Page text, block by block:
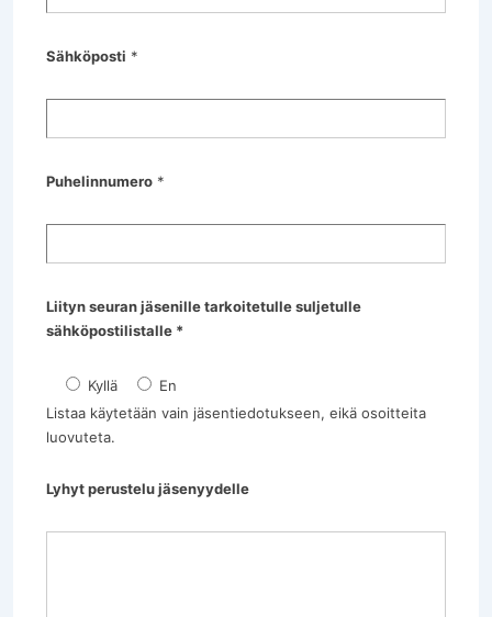
Sähköposti *
Puhelinnumero *
Liityn seuran jäsenille tarkoitetulle suljetulle
sähköpostilistalle *
Kyllä
En
Listaa käytetään vain jäsentiedotukseen, eikä osoitteita
luovuteta.
Lyhyt perustelu jäsenyydelle